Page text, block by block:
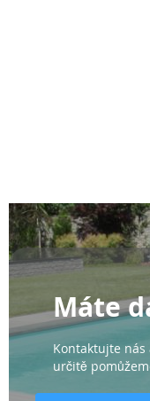
Máte
Kontaktujte nás
určitě